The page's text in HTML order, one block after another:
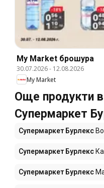
My Market брошура
30.07.2026- 12.08.2026
My Market
Още продукти в
Супермаркет
Супермаркет Бурлекс
Супермаркет Бурлекс
Супермаркет Бурлекс